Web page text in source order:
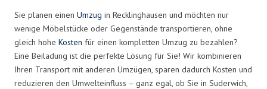
Sie planen einen Umzug in Recklinghausen und möchten nur
wenige Möbelstücke oder Gegenstände transportieren, ohne
gleich hohe Kosten für einen kompletten Umzug zu bezahlen?
Eine Beiladung ist die perfekte Lösung für Sie! Wir kombinieren
Ihren Transport mit anderen Umzügen, sparen dadurch Kosten und
reduzieren den Umwelteinfluss – ganz egal, ob Sie in Suderwich,